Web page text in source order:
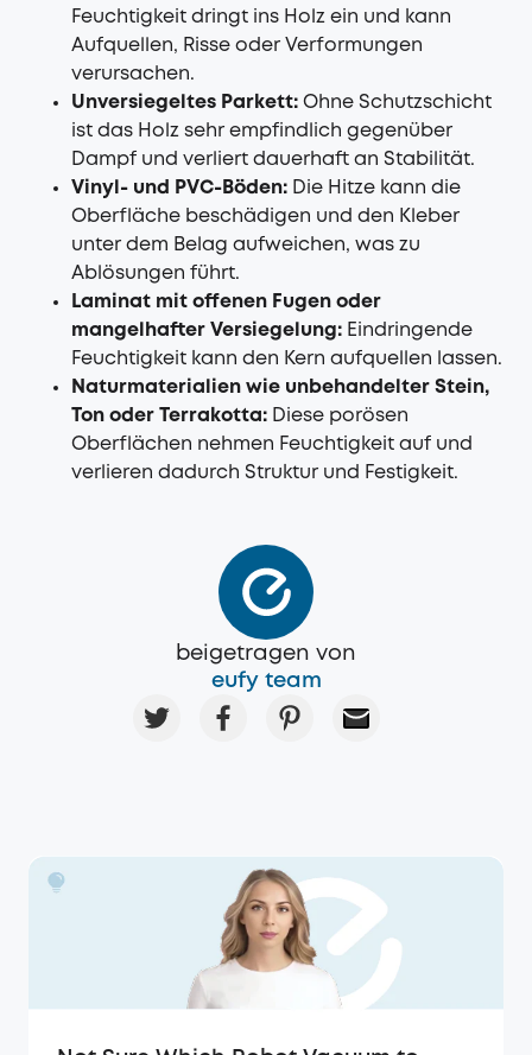
Feuchtigkeit dringt ins Holz ein und kann
Aufquellen, Risse oder Verformungen
verursachen.
Unversiegeltes Parkett: Ohne Schutzschicht
ist das Holz sehr empfindlich gegenüber
Dampf und verliert dauerhaft an Stabilität.
Vinyl- und PVC-Böden: Die Hitze kann die
Oberfläche beschädigen und den Kleber
unter dem Belag aufweichen, was zu
Ablösungen führt.
Laminat mit offenen Fugen oder
mangelhafter Versiegelung: Eindringende
Feuchtigkeit kann den Kern aufquellen lassen.
Naturmaterialien wie unbehandelter Stein,
Ton oder Terrakotta: Diese porösen
Oberflächen nehmen Feuchtigkeit auf und
verlieren dadurch Struktur und Festigkeit.
beigetragen von
eufy team